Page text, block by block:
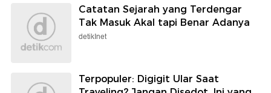
Catatan Sejarah yang Terdengar
Tak Masuk Akal tapi Benar Adanya
detikInet
Terpopuler: Digigit Ular Saat